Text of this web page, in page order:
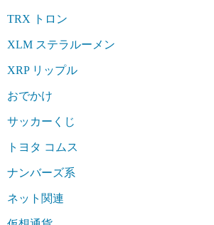
TRX トロン
XLM ステラルーメン
XRP リップル
おでかけ
サッカーくじ
トヨタ コムス
ナンバーズ系
ネット関連